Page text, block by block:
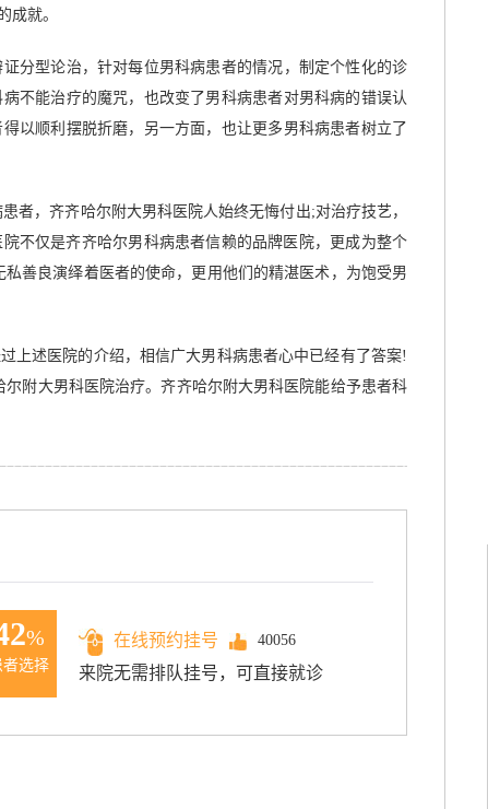
成就。
型论治，针对每位男科病患者的情况，制定个性化的诊
不能治疗的魔咒，也改变了男科病患者对男科病的错误认
以顺利摆脱折磨，另一方面，也让更多男科病患者树立了
，齐齐哈尔附大男科医院人始终无悔付出;对治疗技艺，
不仅是齐齐哈尔男科病患者信赖的品牌医院，更成为整个
善良演绎着医者的使命，更用他们的精湛医术，为饱受男
上述医院的介绍，相信广大男科病患者心中已经有了答案!
附大男科医院治疗。齐齐哈尔附大男科医院能给予患者科
%
者选择
在线预约挂号 40056
来院无需排队挂号，可直接就诊